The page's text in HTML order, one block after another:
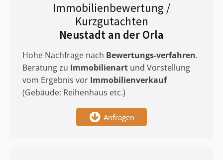
Immobilienbewertung /
Kurzgutachten
Neustadt an der Orla
Hohe Nachfrage nach Bewertungs-verfahren.
Beratung zu Immobilienart und Vorstellung
vom Ergebnis vor Immobilienverkauf
(Gebäude: Reihenhaus etc.)
Anfragen